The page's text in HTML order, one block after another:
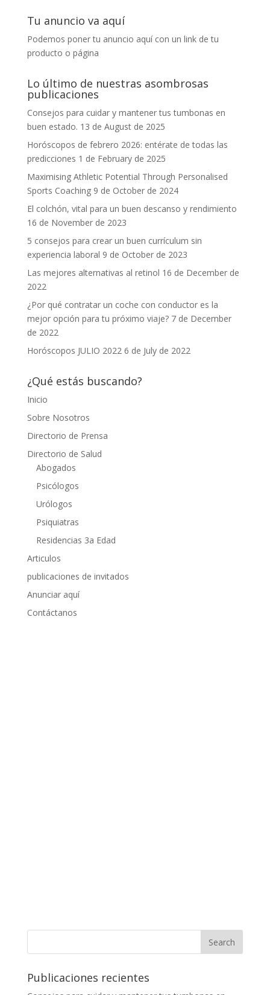
Tu anuncio va aquí
Podemos poner tu anuncio aquí con un link de tu
producto o página
Lo último de nuestras asombrosas
publicaciones
Consejos para cuidar y mantener tus tumbonas en
buen estado. 13 de August de 2025
Horóscopos de febrero 2026: entérate de todas las
predicciones 1 de February de 2025
Maximising Athletic Potential Through Personalised
Sports Coaching 9 de October de 2024
El colchón, vital para un buen descanso y rendimiento
16 de November de 2023
5 consejos para crear un buen currículum sin
experiencia laboral 9 de October de 2023
Las mejores alternativas al retinol 16 de December de
2022
¿Por qué contratar un coche con conductor es la
mejor opción para tu próximo viaje? 7 de December
de 2022
Horóscopos JULIO 2022 6 de July de 2022
¿Qué estás buscando?
Inicio
Sobre Nosotros
Directorio de Prensa
Directorio de Salud
Abogados
Psicólogos
Urólogos
Psiquiatras
Residencias 3a Edad
Articulos
publicaciones de invitados
Anunciar aquí
Contáctanos
Publicaciones recientes